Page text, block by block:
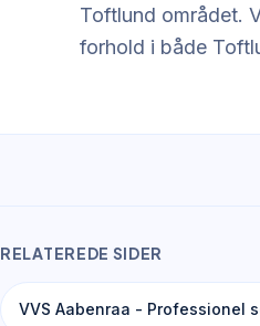
Toftlund området.
forhold i både
RELATEREDE SIDER
VVS Aabenraa - Professionel